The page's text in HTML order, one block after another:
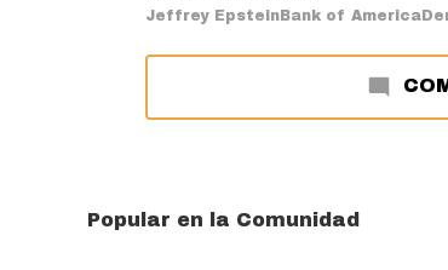
Jeffrey EpsteinBank of America
Popular en la Comunidad